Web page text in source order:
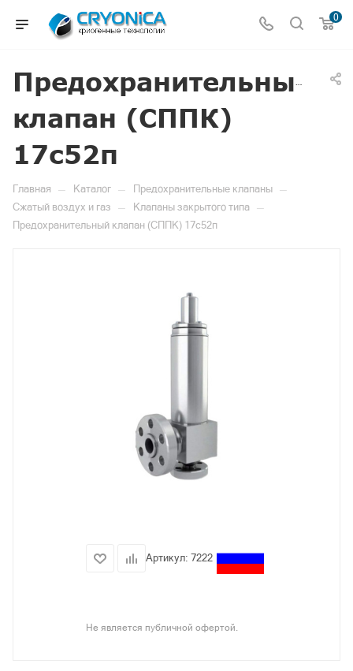
0
Предохранительный
клапан (СППК)
17с52п
Главная — Каталог — Предохранительные клапаны —
Сжатый воздух и газ — Клапаны закрытого типа —
Предохранительный клапан (СППК) 17с52п
Артикул: 7222
Не является публичной офертой.